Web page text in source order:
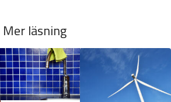
Mer läsning